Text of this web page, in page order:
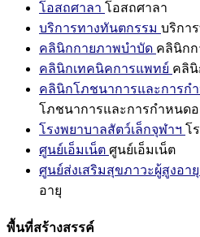
โอสถศาลา โอสถศาลา
บริการทางทันตกรรม บริกา
คลินิกกายภาพบำบัด คลินิก
คลินิกเทคนิคการแพทย์ คลินิ
คลินิกโภชนาการและการก
โภชนาการและการกำหนด
โรงพยาบาลสัตว์เล็กจุฬาฯ โ
ศูนย์เอ็มเน็ต ศูนย์เอ็มเน็ต
ศูนย์ส่งเสริมสุขภาวะผู้สูงอายุ
อายุ
พื้นที่สร้างสรรค์